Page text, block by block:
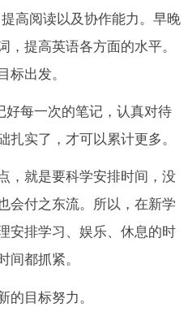
高阅读以及协作能力。早晚
，提高英语各方面的水平。
标出发。
好每一次的笔记，认真对待
扎实了，才可以累计更多。
，就是要科学安排时间，没
会付之东流。所以，在新学
安排学习、娱乐、休息的时
间都抓紧。
的目标努力。